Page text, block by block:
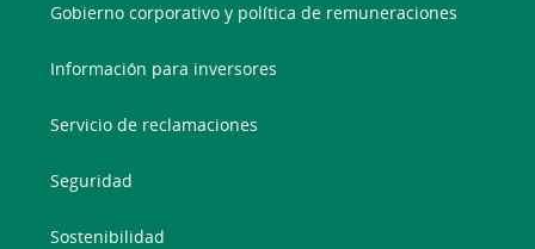
Gobierno corporativo y política de remuneraciones
Información para inversores
Servicio de reclamaciones
Seguridad
Sostenibilidad